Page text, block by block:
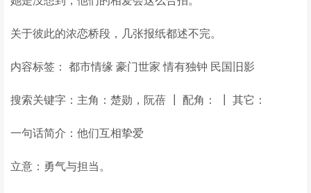
关于彼此的浓恋桥段，几张报纸都述不完。
内容标签： 都市情缘 豪门世家 情有独钟 民国旧影
搜索关键字：主角：楚勋，阮蓓 ┃ 配角： ┃ 其它：
一句话简介：他们互相挚爱
立意：勇气与担当。